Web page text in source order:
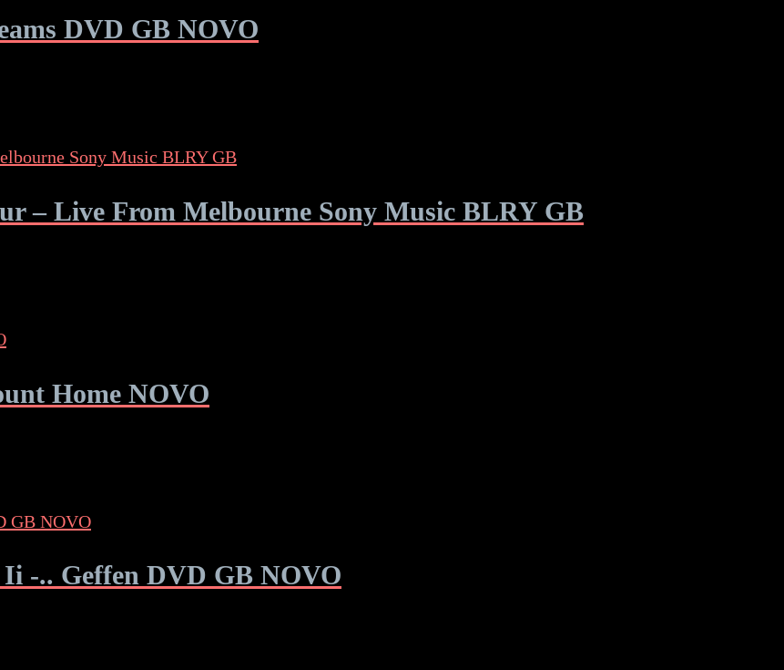
DVD GB NOVO
– Live From Melbourne Sony Music BLRY GB
Home NOVO
Ii -.. Geffen DVD GB NOVO